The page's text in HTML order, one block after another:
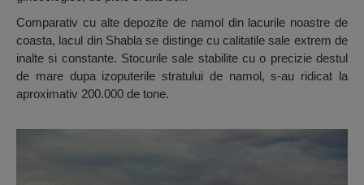
Comparativ cu alte depozite de namol din lacurile noastre de
coasta, lacul din Shabla se distinge cu calitatile sale extrem de
inalte si constante. Stocurile sale stabilite cu o precizie destul
de mare dupa izoputerile stratului de namol, s-au ridicat la
aproximativ 200.000 de tone.